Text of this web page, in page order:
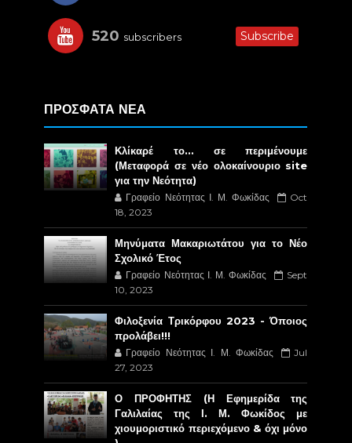
520 subscribers Subscribe
ΠΡΟΣΦΑΤΑ ΝΕΑ
Κλίκαρέ το… σε περιμένουμε
(Μεταφορά σε νέο ολοκαίνουριο site
για την Νεότητα)
Γραφείο Νεότητας Ι. Μ. Φωκίδας
Oct
18, 2023
Μηνύματα Μακαριωτάτου για το Νέο
Σχολικό Έτος
Γραφείο Νεότητας Ι. Μ. Φωκίδας
Sept
10, 2023
Φιλοξενία Τρικόρφου 2023 - Όποιος
προλάβει!!!
Γραφείο Νεότητας Ι. Μ. Φωκίδας
Jul
27, 2023
Ο ΠΡΟΦΗΤΗΣ (Η Εφημερίδα της
Γαλιλαίας της Ι. Μ. Φωκίδος με
χιουμοριστικό περιεχόμενο & όχι μόνο